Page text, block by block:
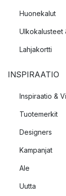
Huonekalut
Ulkokalusteet
Lahjakortti
INSPIRAATIO
Inspiraatio &
Tuotemerkit
Designers
Kampanjat
Ale
Uutta